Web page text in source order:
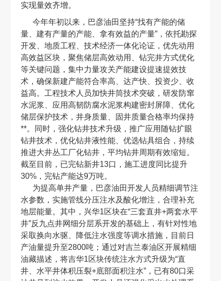
实现量效齐增。
今年年初以来，巴彦油田坚持“找有产能的储
量、建有产量的产能、拿有效益的产量”，依托勘探
开发、地质工程、技术经济一体化论证，优先动用
高效益区块，聚焦储层高效动用、钻完井方式优化
等关键问题，集中力量攻关产能建设提速提效技
术，确保新建产能符合率高、达产快、投资少、收
益高。工程技术人员加快井筒技术突破，研发防窜
水泥浆、应用高韧防腐水泥浆构建密封屏障、优化
储层保护技术，井身质量、固井质量合格率均保持
**。同时，强化钻井技术升级，推广应用随钻扩眼
钻井技术，优化钻井液性能、优选钻具组合，持续
推进大井丛工厂化钻井，平均钻井周期有效缩短。
截至目前，已完钻新井13口，施工进度同比提升
30%，完钻产能达9万吨。
为提高单井产量，巴彦油田开发人员精细调节注
水参数，实施管线分压注水及酸化增注，合理补充
地层能量。其中，兴华1区块在“三套直井+两套水平
井”反九点井网细分层系开发的基础上，有针对性地
采取换向水驱、降低注水强度等调水措施，目前日
产油量提升至2800吨；通过对吉兰泰油区开展精细
油藏描述，将吉华1区块传统注水方式升级为“直
井、水平井体积压裂+底部面积注水”，已有80口采